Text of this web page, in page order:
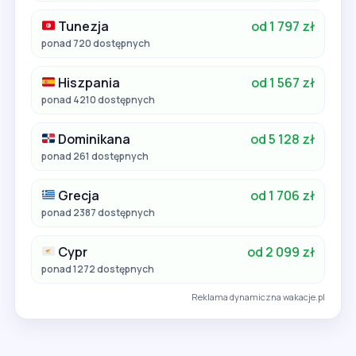
Tunezja od 1 797 zł
ponad 720 dostępnych
Hiszpania od 1 567 zł
ponad 4210 dostępnych
Dominikana od 5 128 zł
ponad 261 dostępnych
Grecja od 1 706 zł
ponad 2387 dostępnych
Cypr od 2 099 zł
ponad 1272 dostępnych
Reklama dynamiczna wakacje.pl